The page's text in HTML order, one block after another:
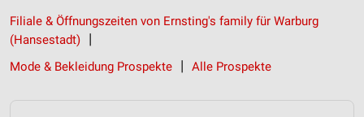
Filiale & Öffnungszeiten von Ernsting's family für Warburg
(Hansestadt)
Mode & Bekleidung Prospekte
Alle Prospekte